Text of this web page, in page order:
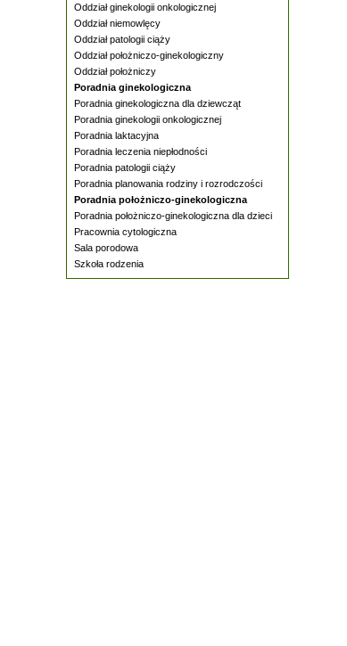
Oddział ginekologii onkologicznej
Oddział niemowlęcy
Oddział patologii ciąży
Oddział położniczo-ginekologiczny
Oddział położniczy
Poradnia ginekologiczna
Poradnia ginekologiczna dla dziewcząt
Poradnia ginekologii onkologicznej
Poradnia laktacyjna
Poradnia leczenia niepłodności
Poradnia patologii ciąży
Poradnia planowania rodziny i rozrodczości
Poradnia położniczo-ginekologiczna
Poradnia położniczo-ginekologiczna dla dzieci
Pracownia cytologiczna
Sala porodowa
Szkoła rodzenia